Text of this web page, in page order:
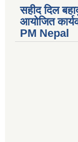
सहीद दिल
आयोजित
PM Nepal